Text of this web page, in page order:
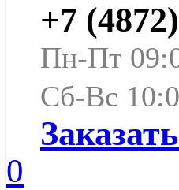
+7
Пн-Пт
Сб-Вс
0